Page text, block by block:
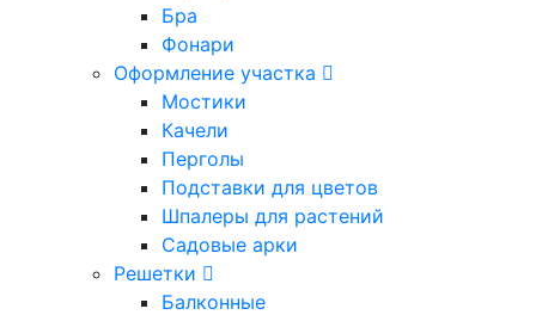
Бра
Фонари
Оформление участка
Мостики
Качели
Перголы
Подставки для цветов
Шпалеры для растений
Садовые арки
Решетки
Балконные